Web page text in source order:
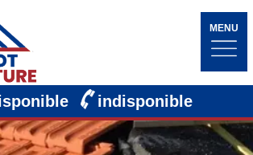
MENU
indisponible